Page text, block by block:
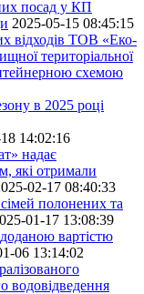
посад у КП
2025-05-15 08:45:15
відходів ТОВ «Еко-
територіальної
схемою
в 2025 році
14:02:16
надає
які отримали
02-17 08:40:33
полонених та
01-17 13:08:39
вартістю
06 13:14:02
водовідведення